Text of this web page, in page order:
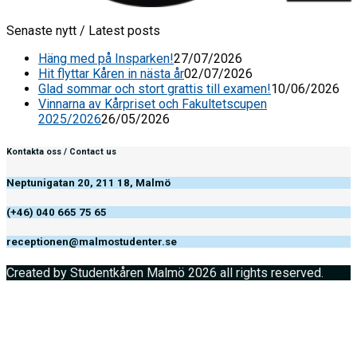
Senaste nytt / Latest posts
Häng med på Insparken!27/07/2026
Hit flyttar Kåren in nästa år02/07/2026
Glad sommar och stort grattis till examen!10/06/2026
Vinnarna av Kårpriset och Fakultetscupen
2025/202626/05/2026
Kontakta oss / Contact us
Neptunigatan 20, 211 18, Malmö
(+46) 040 665 75 65
receptionen@malmostudenter.se
Created by Studentkåren Malmö 2026 all rights reserved.